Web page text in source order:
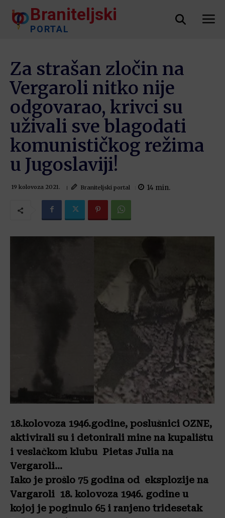
Braniteljski
PORTAL
Za strašan zločin na
Vergaroli nitko nije
odgovarao, krivci su
uživali sve blagodati
komunističkog režima
u Jugoslaviji!
19 kolovoza 2021. Braniteljski portal 14 min.
18.kolovoza 1946.godine, poslušnici OZNE,
aktivirali su i detonirali mine na kupalištu
i veslačkom klubu Pietas Julia na
Vergaroli…
Iako je prošlo 75 godina od eksplozije na
Vargaroli 18. kolovoza 1946. godine u
kojoj je poginulo 65 i ranjeno tridesetak